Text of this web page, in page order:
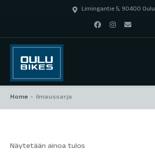
Limingantie 5, 90400 Oulu
Home > ilmaussarja
Näytetään ainoa tulos